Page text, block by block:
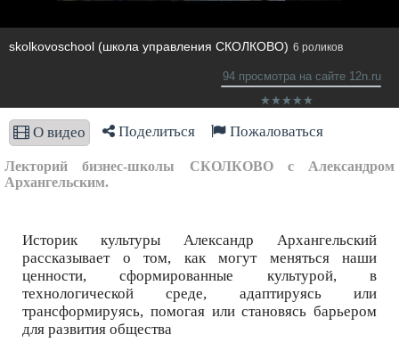
skolkovoschool (школа управления СКОЛКОВО) 6 роликов
94 просмотра на сайте 12n.ru
О видео Поделиться Пожаловаться
Лекторий бизнес-школы СКОЛКОВО с Александром
Архангельским.
Историк культуры Александр Архангельский
рассказывает о том, как могут меняться наши
ценности, сформированные культурой, в
технологической среде, адаптируясь или
трансформируясь, помогая или становясь барьером
для развития общества